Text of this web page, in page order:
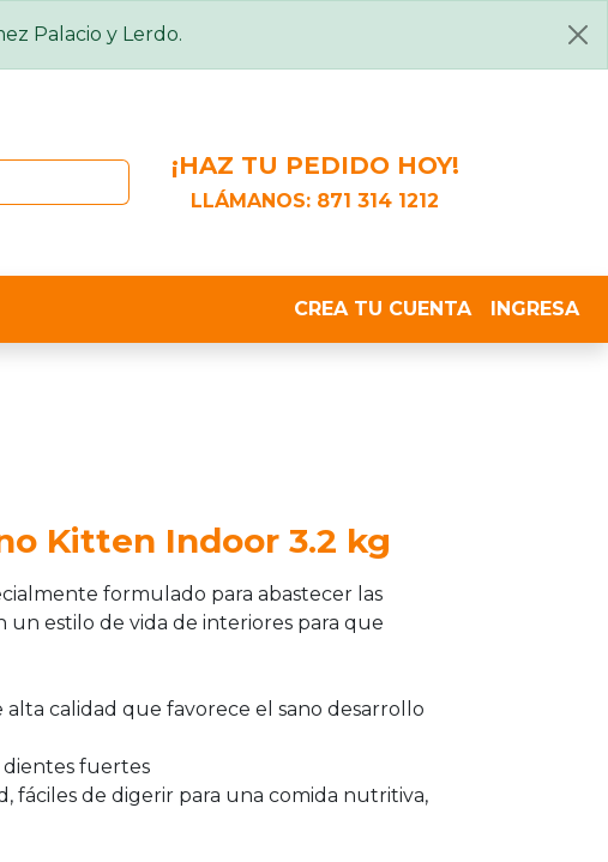
Palacio y Lerdo.
¡HAZ TU PEDIDO HOY!
LLÁMANOS: 871 314 1212
CREA TU CUENTA INGRESA
Kitten Indoor 3.2 kg
formulado para abastecer las
un estilo de vida de interiores para que
calidad que favorece el sano desarrollo
dientes fuertes
fáciles de digerir para una comida nutritiva,